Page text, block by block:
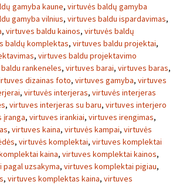
gamyba kaune, virtuvės baldų gamyba
gamyba vilnius, virtuves baldu ispardavimas,
, virtuves baldu kainos, virtuvės baldų
baldų komplektas, virtuves baldu projektai,
, virtuves baldu projektavimo
rankeneles, virtuves barai, virtuves baras,
dizainas foto, virtuves gamyba, virtuves
, virtuvės interjeras, virtuvės interjeras
, virtuves interjeras su baru, virtuves interjero
įranga, virtuves irankiai, virtuves irengimas,
, virtuves kaina, virtuvės kampai, virtuvės
, virtuvės komplektai, virtuves komplektai
kaina, virtuves komplektai kainos,
uzsakyma, virtuves komplektai pigiau,
, virtuves komplektas kaina, virtuves